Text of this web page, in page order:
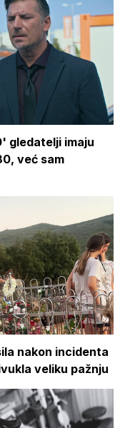
gledatelji imaju
već sam
nakon incidenta
veliku pažnju